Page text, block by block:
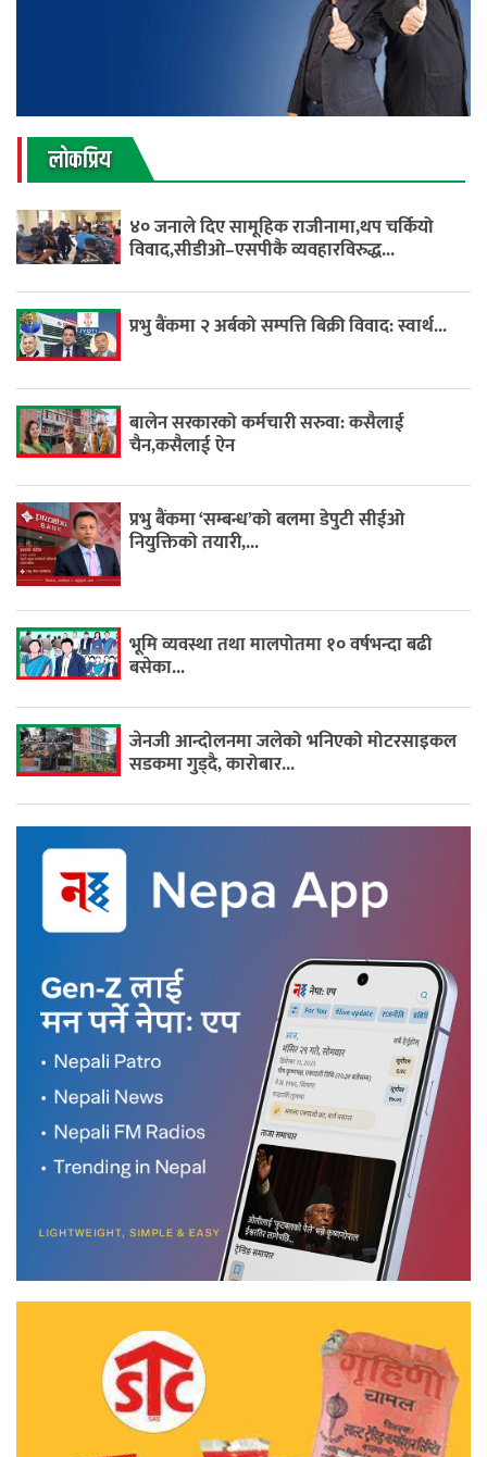
लाेकप्रिय
४० जनाले दिए सामूहिक राजीनामा,थप चर्कियो
विवाद,सीडीओ–एसपीकै व्यवहारविरुद्ध...
प्रभु बैंकमा २ अर्बको सम्पत्ति बिक्री विवाद: स्वार्थ...
बालेन सरकारको कर्मचारी सरुवा: कसैलाई
चैन,कसैलाई ऐन
प्रभु बैंकमा ‘सम्बन्ध’को बलमा डेपुटी सीईओ
नियुक्तिको तयारी,...
भूमि व्यवस्था तथा मालपोतमा १० वर्षभन्दा बढी
बसेका...
जेनजी आन्दोलनमा जलेको भनिएको मोटरसाइकल
सडकमा गुड्दै, कारोबार...